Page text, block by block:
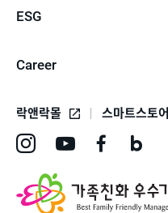
ESG
Career
락앤락몰 스마트스토어
스
타
브
스
버